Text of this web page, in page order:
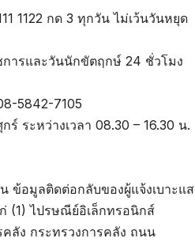
1122 กด 3 ทุกวัน ไม่เว้นวันหยุด
การและวันนักขัตฤกษ์ 24 ชั่วโมง
5842-7105
ระหว่างเวลา 08.30 – 16.30 น.
ข้อมูลติดต่อกลับของผู้แจ้งเบาะแส
(1) ไปรษณีย์อิเล็กทรอนิกส์
ลัง กระทรวงการคลัง ถนน